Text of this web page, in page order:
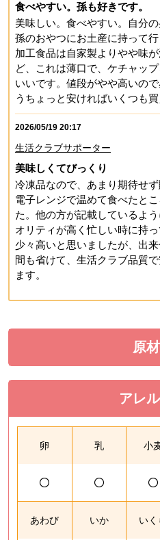
食べやすい。孫も好きです。
美味しい。食べやすい。自分
孫のおやつにお土産に持って
加工食品は自家製よりやや味
ど、これは薄口で、ケチャッ
いいです。値段がやや高いの
うちょっと安ければいくつも買
2026/05/19 20:17
生活クラブサポーター
美味しくてびっくり
冷凍品なので、あまり期待せず
電子レンジで温めて食べたと
た。他の方が記載しているよ
オリティが高く忙しい時に持っ
少々高いと思いましたが、出
間も省けて、生活クラブ品質
ます。
原
アレ
卵 乳 小
あわび いか いく